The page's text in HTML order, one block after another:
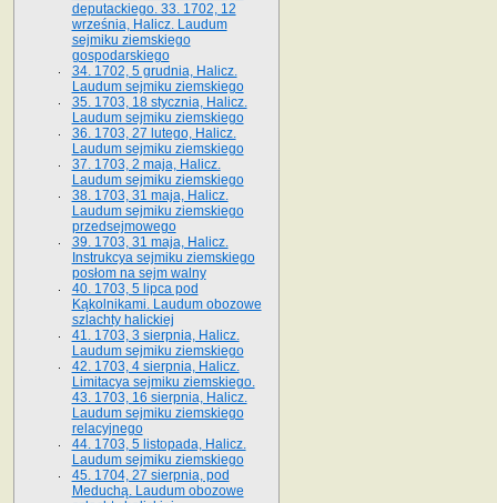
deputackiego. 33. 1702, 12
września, Halicz. Laudum
sejmiku ziemskiego
gospodarskiego
34. 1702, 5 grudnia, Halicz.
Laudum sejmiku ziemskiego
35. 1703, 18 stycznia, Halicz.
Laudum sejmiku ziemskiego
36. 1703, 27 lutego, Halicz.
Laudum sejmiku ziemskiego
37. 1703, 2 maja, Halicz.
Laudum sejmiku ziemskiego
38. 1703, 31 maja, Halicz.
Laudum sejmiku ziemskiego
przedsejmowego
39. 1703, 31 maja, Halicz.
Instrukcya sejmiku ziemskiego
posłom na sejm walny
40. 1703, 5 lipca pod
Kąkolnikami. Laudum obozowe
szlachty halickiej
41­. 1703, 3 sierpnia, Halicz.
Laudum sejmiku ziemskiego
42. 1703, 4 sierpnia, Halicz.
Limitacya sejmiku ziemskiego.
43. 1703, 16 sierpnia, Halicz.
Laudum sejmiku ziemskiego
relacyjnego
44. 1703, 5 listopada, Halicz.
Laudum sejmiku ziemskiego
45. 1704, 27 sierpnia, pod
Meduchą. Laudum obozowe